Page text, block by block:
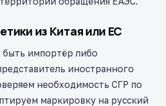
из Китая или ЕС
импортёр либо
иностранного
необходимость СГР по
маркировку на русский